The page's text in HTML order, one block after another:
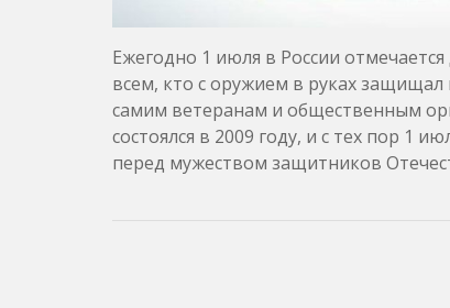
Ежегодно 1 июля в России
всем, кто с оружием в руках
самим ветеранам и общественным
состоялся в 2009 году, и с тех пор 1
перед мужеством защитников